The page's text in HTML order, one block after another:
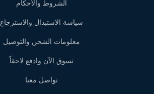
الشروط والأحكام
سياسة الاستبدال والاسترجاع
معلومات الشحن والتوصيل
تسوق الآن وادفع لاحقاً
تواصل معنا